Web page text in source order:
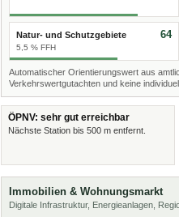
Natur- und Schutzgebiete
5,5 % FFH
64
Automatischer Orientierungswert aus
Verkehrswertgutachten und keine
ÖPNV: sehr gut erreichbar
Nächste Station bis 500 m entfernt.
Immobilien & Wohnungsmarkt
Digitale Infrastruktur, Energieanlagen,